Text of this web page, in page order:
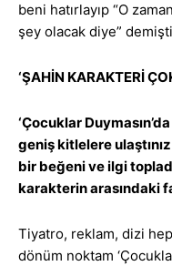
beni hatırlayıp “O
şey olacak diye”
‘ŞAHİN KARAKTERİ
‘Çocuklar
geniş kitlelere
bir beğeni ve ilgi
karakterin arasındaki
Tiyatro, reklam, dizi
dönüm noktam